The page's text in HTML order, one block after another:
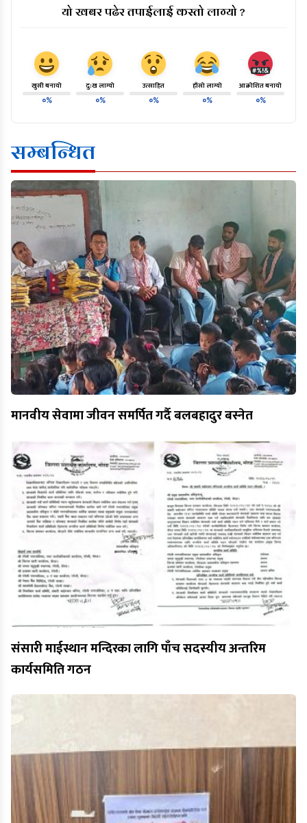
यो खबर पढेर तपाईलाई कस्तो लाग्यो ?
खुसी बनायो
०%
दु:ख लाग्यो
०%
उत्साहित
०%
हाँसो लाग्यो
०%
आक्रोशित बनायो
०%
सम्बन्धित
मानवीय सेवामा जीवन समर्पित गर्दै बलबहादुर बस्नेत
संसारी माईस्थान मन्दिरका लागि पाँच सदस्यीय अन्तरिम
कार्यसमिति गठन